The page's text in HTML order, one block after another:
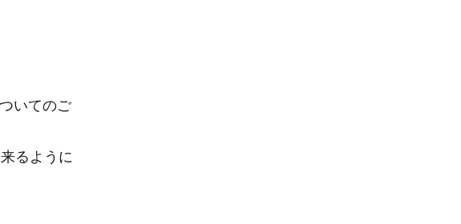
いてのご
るように